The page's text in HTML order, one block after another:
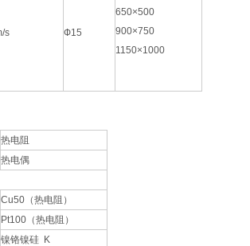
650×500
900×750
1150×1000
s Ф15
热电阻
热电偶
Cu50（热电阻）
Pt100（热电阻）
镍铬镍硅 K